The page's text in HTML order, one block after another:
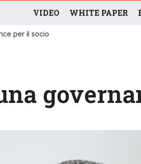
VIDEO WHITE PAPER
per il socio